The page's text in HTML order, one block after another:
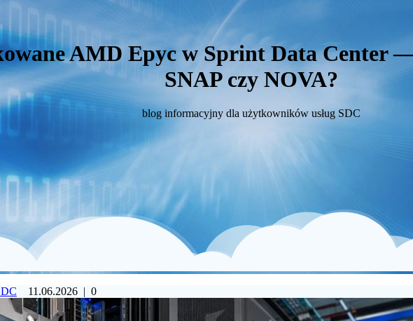
AMD Epyc w Sprint Data Center
SNAP czy NOVA?
blog informacyjny dla użytkowników usług SDC
11.06.2026 | 0